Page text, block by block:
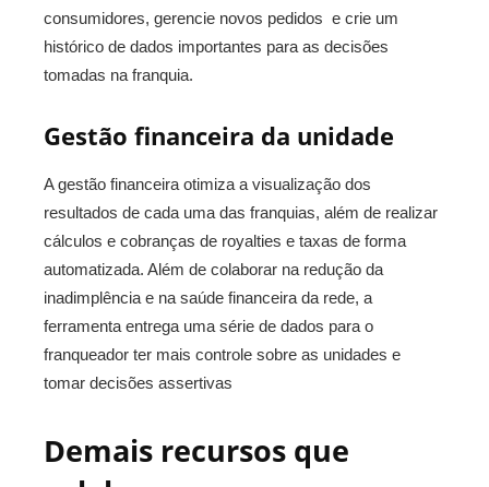
consumidores, gerencie novos pedidos e crie um
histórico de dados importantes para as decisões
tomadas na franquia.
Gestão financeira da unidade
A gestão financeira otimiza a visualização dos
resultados de cada uma das franquias, além de realizar
cálculos e cobranças de royalties e taxas de forma
automatizada. Além de colaborar na redução da
inadimplência e na saúde financeira da rede, a
ferramenta entrega uma série de dados para o
franqueador ter mais controle sobre as unidades e
tomar decisões assertivas
Demais recursos que